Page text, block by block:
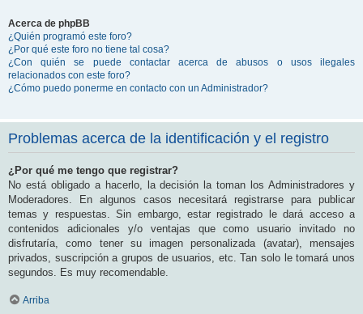
Acerca de phpBB
¿Quién programó este foro?
¿Por qué este foro no tiene tal cosa?
¿Con quién se puede contactar acerca de abusos o usos ilegales
relacionados con este foro?
¿Cómo puedo ponerme en contacto con un Administrador?
Problemas acerca de la identificación y el registro
¿Por qué me tengo que registrar?
No está obligado a hacerlo, la decisión la toman los Administradores y
Moderadores. En algunos casos necesitará registrarse para publicar
temas y respuestas. Sin embargo, estar registrado le dará acceso a
contenidos adicionales y/o ventajas que como usuario invitado no
disfrutaría, como tener su imagen personalizada (avatar), mensajes
privados, suscripción a grupos de usuarios, etc. Tan solo le tomará unos
segundos. Es muy recomendable.
Arriba